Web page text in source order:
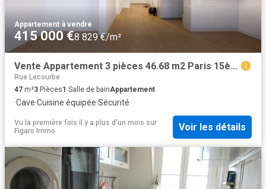
Appartement·à vendre
415 000 €8 829 €/m²
Vente Appartement 3 pièces 46.68 m2 Paris 15ème
Rue Lecourbe
47 m²3 Pièces1 Salle de bainAppartement
·Cave·Cuisine équipée·Sécurité
Vu la première fois il y a plus d'un mois sur
Figaro Immo
Voir les détails